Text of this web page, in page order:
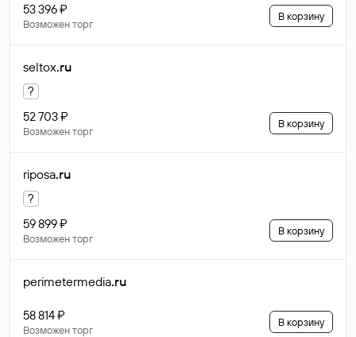
53 396 ₽
Возможен торг
В корзину
seltox.ru
?
52 703 ₽
Возможен торг
В корзину
riposa.ru
?
59 899 ₽
Возможен торг
В корзину
perimetermedia.ru
58 814 ₽
Возможен торг
В корзину